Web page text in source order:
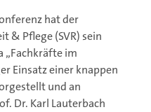
hat der
& Pflege (SVR) sein
„Fachkräfte im
Einsatz einer knappen
und an
Dr. Karl Lauterbach